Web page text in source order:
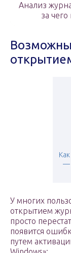
Анализ
за
—
У многих
открытием
просто
появится
путем